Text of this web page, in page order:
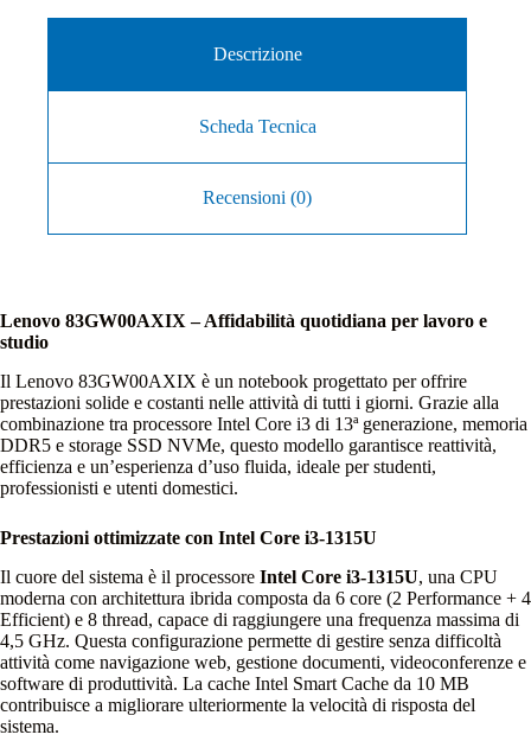
Descrizione
Scheda Tecnica
Recensioni (0)
Lenovo 83GW00AXIX – Affidabilità quotidiana per lavoro e
studio
Il Lenovo 83GW00AXIX è un notebook progettato per offrire
prestazioni solide e costanti nelle attività di tutti i giorni. Grazie alla
combinazione tra processore Intel Core i3 di 13ª generazione, memoria
DDR5 e storage SSD NVMe, questo modello garantisce reattività,
efficienza e un’esperienza d’uso fluida, ideale per studenti,
professionisti e utenti domestici.
Prestazioni ottimizzate con Intel Core i3‑1315U
Il cuore del sistema è il processore Intel Core i3‑1315U, una CPU
moderna con architettura ibrida composta da 6 core (2 Performance + 4
Efficient) e 8 thread, capace di raggiungere una frequenza massima di
4,5 GHz. Questa configurazione permette di gestire senza difficoltà
attività come navigazione web, gestione documenti, videoconferenze e
software di produttività. La cache Intel Smart Cache da 10 MB
contribuisce a migliorare ulteriormente la velocità di risposta del
sistema.